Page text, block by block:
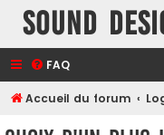
Sound
FAQ
Accueil du forum